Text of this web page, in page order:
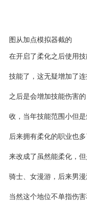
图从加点模拟器截的
在开启了柔化之后使用
技能了，这无疑增加了
之后是会增加技能伤害
收，当年技能范围小但
后来拥有柔化的职业也
来改成了虽然能柔化，
骑士 、女漫游，后来男
当然这个地位不单指伤